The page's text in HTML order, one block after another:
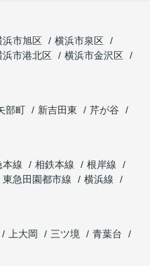
浜市旭区
横浜市泉区
浜市港北区
横浜市金沢区
部町 新吉田東
芹が谷
本線 相鉄本線
根岸線
東急田園都市線
横浜線
上大岡 三ツ境
青葉台